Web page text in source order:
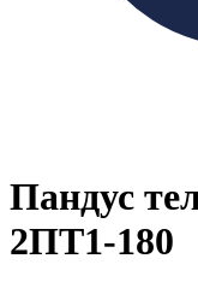
Пандус
2ПТ1-180